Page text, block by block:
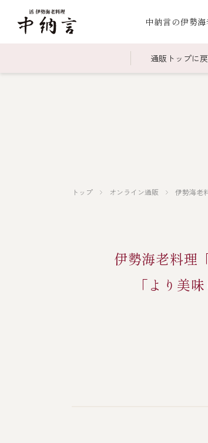
中納言の伊勢海
通販トップに
海鮮鍋
伊勢海老料理（中納言厨
トップ オンライン通販 伊勢海老
伊勢海老料理
「より美